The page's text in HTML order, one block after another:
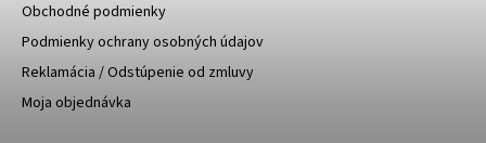
Obchodné podmienky
Podmienky ochrany osobných údajov
Reklamácia / Odstúpenie od zmluvy
Moja objednávka